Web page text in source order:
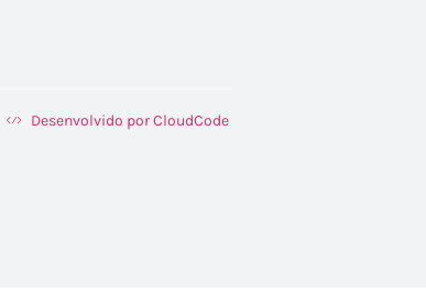
Desenvolvido por CloudCode